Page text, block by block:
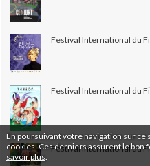
En poursuivant votre navigation sur
cookies. Ces derniers assurent le bon
savoir plus
Festival International du
Festival International du
Festival International du